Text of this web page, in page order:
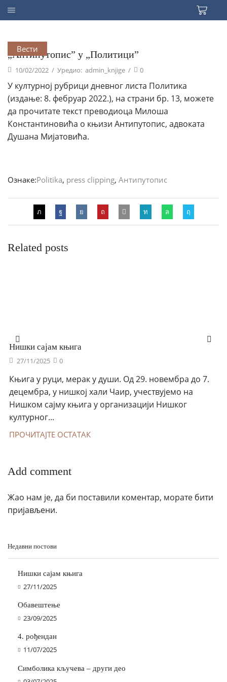
Вести
„Антипутопис” у „Политици”
10/02/2022 / Уредио: admin_knjige / 0
У културној рубрици дневног листа Политика
(издање: 8. фебруар 2022.), на страни бр. 13, можете
да прочитате текст преводиоца Милоша
Константиновића о књизи Антипутопис, адвоката
Душана Мијатовића.
Ознаке:Politika, press clipping, Антипутопис
Related posts
Нишки сајам књига
27/11/2025 0
Књига у руци, мерак у души. Од 29. новембра до 7.
децембра, у нишкој хали Чаир, учествујемо на
Нишком сајму књига у организацији Нишког
културног...
ПРОЧИТАЈТЕ ОСТАТАК
Add comment
Жао нам је, да би поставили коментар, морате бити
пријављени.
Недавни постови
Нишки сајам књига
27/11/2025
Обавештење
23/09/2025
4. рођендан
11/07/2025
Симболика кључева – други део